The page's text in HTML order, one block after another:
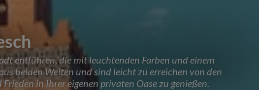
entführen, die mit leuchtenden Farben und einem
beiden Welten und sind leicht zu erreichen von den
in Ihrer eigenen privaten Oase zu genießen.